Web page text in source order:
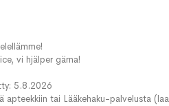
vi hjälper gärna!
5.8.2026
tai Lääkehaku-palvelusta